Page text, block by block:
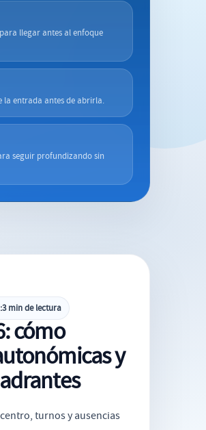
llegar antes al enfoque
la entrada antes de abrirla.
seguir profundizando sin
3 min de lectura
cómo
y
turnos y ausencias